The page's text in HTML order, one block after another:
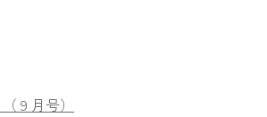
９月号）